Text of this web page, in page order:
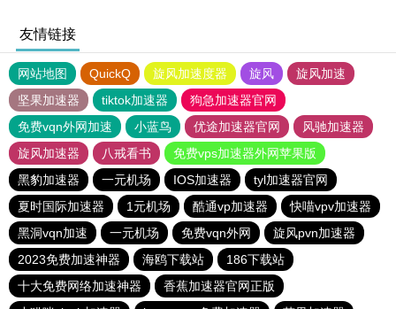
友情链接
网站地图 QuickQ 旋风加速度器 旋风
旋风加速
坚果加速器
tiktok加速器
狗急加速器官网
免费vqn外网加速
小蓝鸟 优途加速器官网
风驰加速器
旋风加速器
八戒看书
免费vps加速器外网苹果版
黑豹加速器
一元机场 IOS加速器
tyl加速器官网
夏时国际加速器
1元机场 酷通vp加速器
快喵vpv加速器
黑洞vqn加速
一元机场 免费vqn外网
旋风pvn加速器
2023免费加速神器
海鸥下载站
186下载站
十大免费网络加速神器
香蕉加速器官网正版